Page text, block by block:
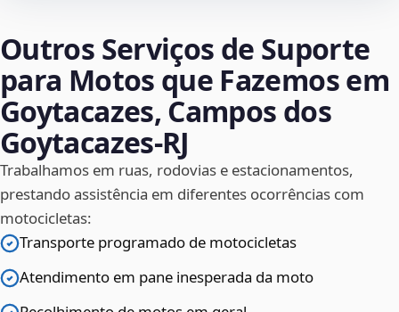
Outros Serviços de Suporte
para Motos que Fazemos em
Goytacazes, Campos dos
Goytacazes‑RJ
Trabalhamos em ruas, rodovias e estacionamentos,
prestando assistência em diferentes ocorrências com
motocicletas:
Transporte programado de motocicletas
Atendimento em pane inesperada da moto